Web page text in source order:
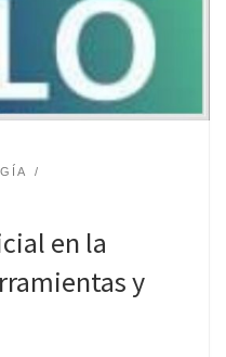
en la
y